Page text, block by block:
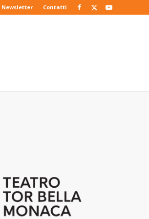
Newsletter Contatti